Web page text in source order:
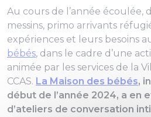
Au cours de l’année écoulée,
messins, primo arrivants
expériences et leurs besoins
bébés, dans le cadre d’une
animée par les services de la
CCAS. La Maison des bébés,
début de l’année 2024, a en
d’ateliers de conversation